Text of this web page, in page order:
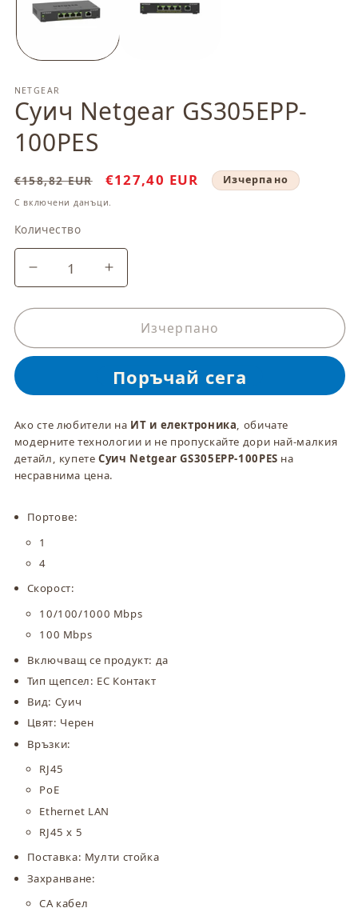
модален
елемент
NETGEAR
Суич Netgear GS305EPP-
100PES
Обичайна
цена
€158,82 EUR
Цена
при
€127,40 EUR Изчерпано
С включени данъци.
Количество
Количество
Намаляване
на
количеството
Суич
GS305EPP-
100PES
Увеличаване
на
количеството
Суич
GS305EPP-
100PES
Изчерпано
Ако сте любители на ИТ и електроника, обичате
модерните технологии и не пропускайте дори най-малкия
детайл, купетеСуич Netgear GS305EPP-100PES на
несравнима цена.
Портове:
1
4
Скорост:
10/100/1000 Mbps
100 Mbps
Включващ се продукт: да
Тип щепсел: ЕС Контакт
Вид: Суич
Цвят: Черен
Връзки:
RJ45
PoE
Ethernet LAN
RJ45 x 5
Поставка: Мулти стойка
Захранване:
CA кабел